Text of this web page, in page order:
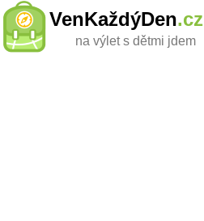
VenKaždýDen.cz
na výlet s dětmi jdem